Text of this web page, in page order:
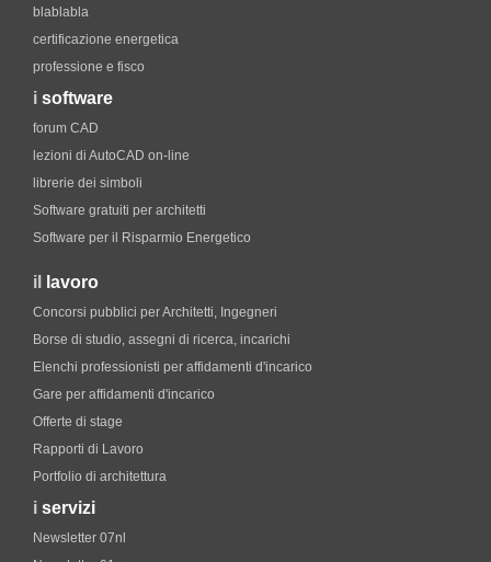
blablabla
certificazione energetica
professione e fisco
i software
forum CAD
lezioni di AutoCAD on-line
librerie dei simboli
Software gratuiti per architetti
Software per il Risparmio Energetico
il lavoro
Concorsi pubblici per Architetti, Ingegneri
Borse di studio, assegni di ricerca, incarichi
Elenchi professionisti per affidamenti d'incarico
Gare per affidamenti d'incarico
Offerte di stage
Rapporti di Lavoro
Portfolio di architettura
i servizi
Newsletter 07nl